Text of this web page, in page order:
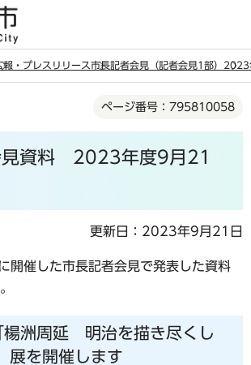
報・プレスリリース市長記者会見（記者会見1部） 2023
ページ番号：795810058
見資料 2023年度9月21
更新日：2023年9月21日
催した市長記者会見で発表した資料
楊洲周延 明治を描き尽くし
展を開催します